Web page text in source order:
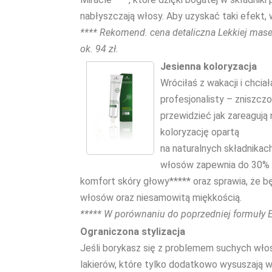
nabłyszczają włosy. Aby uzyskać taki
**** Rekomend. cena detaliczna Lekkiej
ok. 94 zł.
Jesienna koloryzacja
Wróciłaś z wakacji i
profesjonalisty –
przewidzieć jak
koloryzację opartą
na naturalnych
włosów zapewnia do
komfort skóry głowy***** oraz sprawia, że
włosów oraz niesamowitą miękkością.
***** W porównaniu do poprzedniej formuły
Ograniczona stylizacja
Jeśli borykasz się z problemem suchych
lakierów, które tylko dodatkowo wysuszają